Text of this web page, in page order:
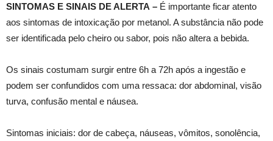
SINTOMAS E SINAIS DE ALERTA – É importante ficar atento
aos sintomas de intoxicação por metanol. A substância não pode
ser identificada pelo cheiro ou sabor, pois não altera a bebida.
Os sinais costumam surgir entre 6h a 72h após a ingestão e
podem ser confundidos com uma ressaca: dor abdominal, visão
turva, confusão mental e náusea.
Sintomas iniciais: dor de cabeça, náuseas, vômitos, sonolência,